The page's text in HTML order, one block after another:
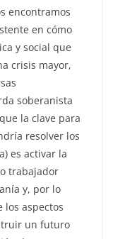
encontramos
en cómo
y social que
crisis mayor,
soberanista
la clave para
resolver los
es activar la
trabajador
y, por lo
los aspectos
un futuro